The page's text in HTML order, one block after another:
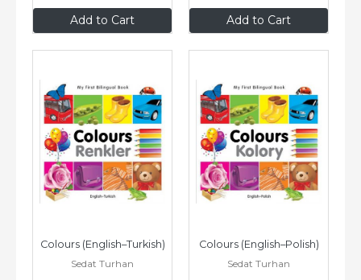
Add to Cart
$9.99 Add to Cart
$9.99
Colours (English–Turkish)
Sedat Turhan
Colours (English–Polish)
Sedat Turhan